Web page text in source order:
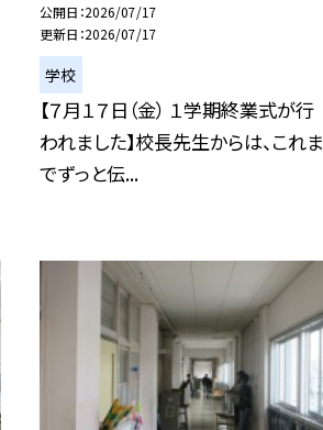
公開日 2026/07/17
更新日 2026/07/17
学校
【７月１７日（金） １学期終業式が行
われました】校長先生からは、これま
でずっと伝...